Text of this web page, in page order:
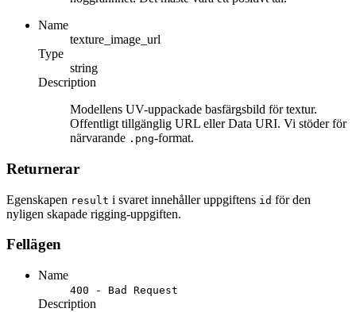
Name
texture_image_url
Type
string
Description
Modellens UV-uppackade basfärgsbild för textur.
Offentligt tillgänglig URL eller Data URI. Vi stöder för
närvarande .png-format.
Returnerar
Egenskapen result i svaret innehåller uppgiftens id för den
nyligen skapade rigging-uppgiften.
Fellägen
Name
400 - Bad Request
Description